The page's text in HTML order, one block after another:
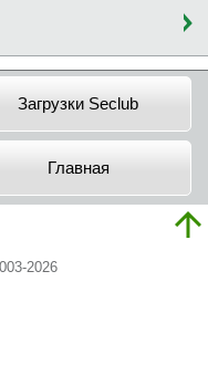
Загрузки Seclub
Главная
2026